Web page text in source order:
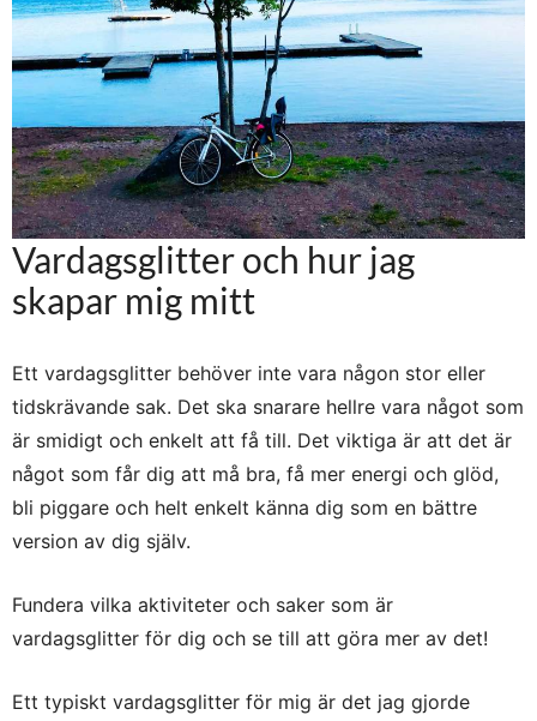
Vardagsglitter och hur jag
skapar mig mitt
Ett vardagsglitter behöver inte vara någon stor eller
tidskrävande sak. Det ska snarare hellre vara något som
är smidigt och enkelt att få till. Det viktiga är att det är
något som får dig att må bra, få mer energi och glöd,
bli piggare och helt enkelt känna dig som en bättre
version av dig själv.
Fundera vilka aktiviteter och saker som är
vardagsglitter för dig och se till att göra mer av det!
Ett typiskt vardagsglitter för mig är det jag gjorde